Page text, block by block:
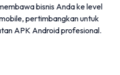
bisnis Anda ke level
pertimbangkan untuk
APK Android profesional.